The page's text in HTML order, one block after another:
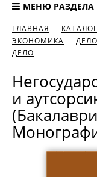
МЕНЮ РАЗДЕЛА
ГЛАВНАЯ
ЭКОНОМИКА
ДЕЛО
и